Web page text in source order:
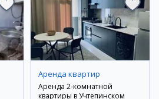
Аренда квартир
Аренда 2-комнатной
квартиры в Учтепинском